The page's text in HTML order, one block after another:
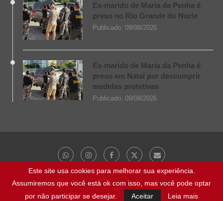
Ex-marido de Maria da Penha é
preso no Rio Grande do Norte
Publicado: 09/08/2026
Ex-marido de Maria da Penha é
preso em Natal por descumprir
medidas protetivas
Publicado: 09/08/2026
@ 2023 - Todos os direitos reservados | NaBocaDaNoite.com.br
Este site usa cookies para melhorar sua experiência.
Assumiremos que você está ok com isso, mas você pode optar
por não participar se desejar.
Aceitar Leia mais